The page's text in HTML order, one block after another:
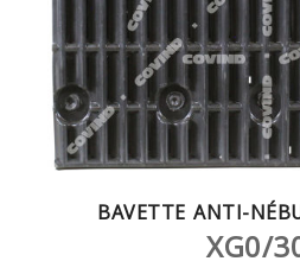
BAVETTE ANTI-
XG0/